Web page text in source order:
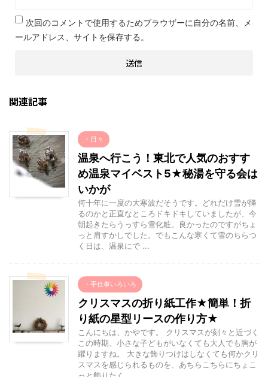
次回のコメントで使用するためブラウザーに自分の名前、メ
ールアドレス、サイトを保存する。
関連記事
・日々
温泉へ行こう！東北で人気のおすす
め温泉マイベスト5★秘湯を守る会は
いかが
何十年に一度の大寒波だそうです。どれだけ雪が降
るのかと正直なところドキドキしていましたが、今
朝起きたらうっすら雪化粧。良かったのですがちょ
っと肩すかしでした。でもこんな寒くて雪のちらつ
く日は、温泉にで ...
・手仕事いろいろ
クリスマスの折り紙工作★簡単！折
り紙の星型リースの作り方★
こんにちは、かやです。 クリスマスが刻々と近づく
この時期、小さな子どもがいなくても大人でも胸が
躍りますね。 大きな飾りつけはしなくても何かクリ
スマスを感じられるものを、あちらこちらにちょこ